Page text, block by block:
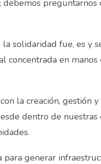
preguntarnos
solidaridad fue, es y
concentrada en
la creación, gestión
dentro de nuestras
para generar